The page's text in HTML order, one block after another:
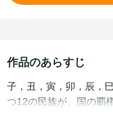
作品のあらすじ
子，丑，寅，卯，辰，
つ12の民族が、国の覇
き戦を憂いたある帝は